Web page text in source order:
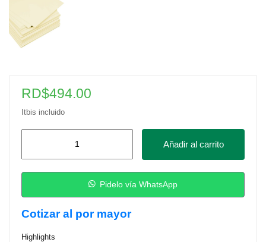
RD$494.00
Itbis incluido
Pastel
cantidad
Añadir al carrito
Pidelo vía WhatsApp
Cotizar al por mayor
Highlights